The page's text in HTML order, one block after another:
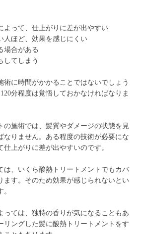
よって、仕上がりに差が出やすい
人ほど、効果を感じにくい
場合がある
してしまう
術に時間がかかることではないでしょう
分程度は覚悟しておかなければなりま
の施術では、髪質やダメージの状態を見
なりません。ある程度の技術が必要にな
仕上がりに差が出やすいのです。
は、いくら酸熱トリートメントでもカバ
ます。そのため効果が感じられないとい
っては、独特の香りが気になることもあ
リングした髪に酸熱トリートメントをす